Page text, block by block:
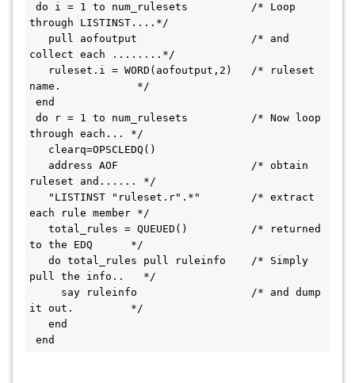
do i = 1 to num_rulesets          /* Loop
through LISTINST....*/
pull aofoutput                  /* and
collect each ........*/
ruleset.i = WORD(aofoutput,2)   /* ruleset
name.            */
end
do r = 1 to num_rulesets          /* Now loop
through each... */
clearq=OPSCLEDQ()
address AOF                     /* obtain
ruleset and...... */
"LISTINST "ruleset.r".*"        /* extract
each rule member */
total_rules = QUEUED()          /* returned
to the EDQ      */
do total_rules pull ruleinfo    /* Simply
pull the info..   */
say ruleinfo                  /* and dump
it out.         */
end
end